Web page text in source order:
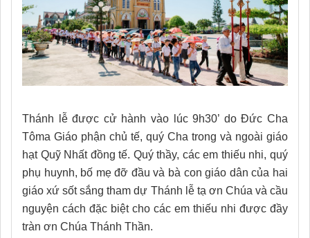
Thánh lễ được cử hành vào lúc 9h30’ do Đức Cha
Tôma Giáo phận chủ tế, quý Cha trong và ngoài giáo
hạt Quỹ Nhất đồng tế. Quý thầy, các em thiếu nhi, quý
phụ huynh, bố mẹ đỡ đầu và bà con giáo dân của hai
giáo xứ sốt sắng tham dự Thánh lễ tạ ơn Chúa và cầu
nguyện cách đặc biệt cho các em thiếu nhi được đầy
tràn ơn Chúa Thánh Thần.